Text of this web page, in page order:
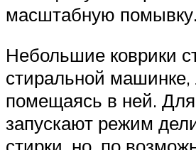
масштабную помывку.
Небольшие коврики
стиральной машинке,
помещаясь в ней. Для
запускают режим